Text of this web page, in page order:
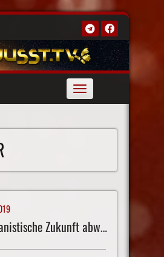
Toggle
navigation
Transhumanistische Zukunft abwenden